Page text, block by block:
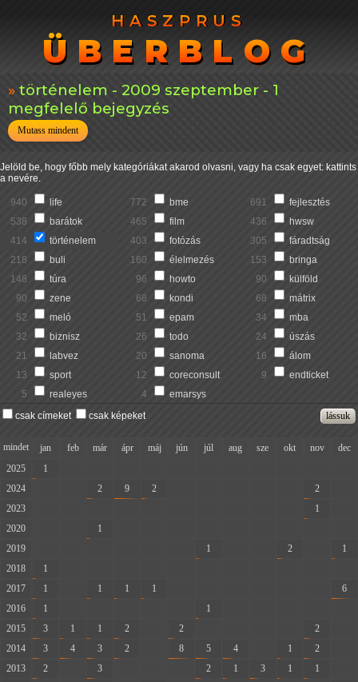
HASZPRUS
ÜBERBLOG
HASZPRUS
ÜBERBLOG
történelem - 2009 szeptember - 1
megfelelő bejegyzés
Mutass mindent
Jelöld be, hogy főbb mely kategóriákat akarod olvasni, vagy ha csak egyet: kattints
a nevére.
940 life 772 bme 691
fejlesztés
538
barátok 465 film 436
hwsw
414
történelem 403 fotózás 305
fáradtság
218
buli 160 élelmezés 153
bringa
148
túra 96 howto 90
külföld
90
zene 68 kondi 68
mátrix
52
meló 51 epam 34
mba
32
biznisz 26 todo 24
úszás
21
labvez 20 sanoma 16
álom
13
sport 12 coreconsult 9
endticket
5
realeyes 4
emarsys
csak címeket
csak képeket
mindet jan feb már ápr máj jún júl aug sze okt nov
dec
2025
1
2024
2 9 2 2
2023
1
2020
1
2019
1 2
1
2018
1
2017
1 1 1 1
6
2016
1 1
2015
3 1 1 2 2 2
2014
3 4 3 2 8 5 4 1 2
2013
2 3 2 1 3 1 1